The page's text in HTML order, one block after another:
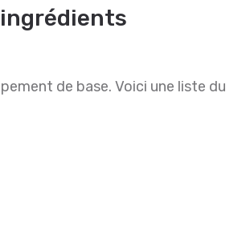
de base. Voici une liste du